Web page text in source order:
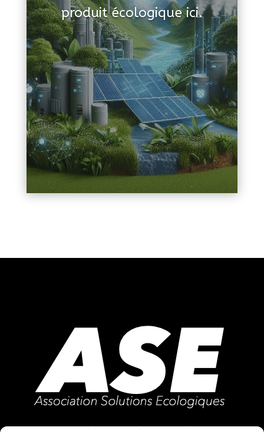
produit écologique ici.
Des solutions pour réduire les conséquences du dérèglement